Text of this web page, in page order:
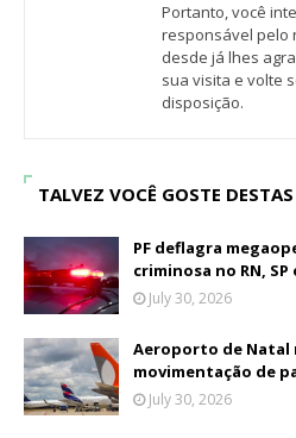
Portanto, você
responsável pelo
desde já lhes
sua visita e volte
disposição.
TALVEZ VOCÊ GOSTE
PF deflagra
criminosa no RN, SP
July 30, 2026
Aeroporto de Natal
movimentação de
July 30, 2026